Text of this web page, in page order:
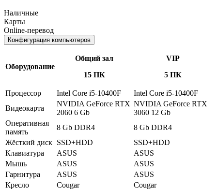
Наличные
Карты
Online-перевод
Конфигурация компьютеров
Оборудование
Общий зал
15 ПК
VIP
5 ПК
Процессор Intel Core i5-10400F
Intel Core i5-10400F
Видеокарта
NVIDIA GeForce RTX
2060 6 Gb
NVIDIA GeForce RTX
3060 12 Gb
Оперативная
память
8 Gb DDR4
8 Gb DDR4
Жёсткий диск SSD+HDD
SSD+HDD
Клавиатура
ASUS
ASUS
Мышь
ASUS
ASUS
Гарнитура
ASUS
ASUS
Кресло
Cougar
Cougar